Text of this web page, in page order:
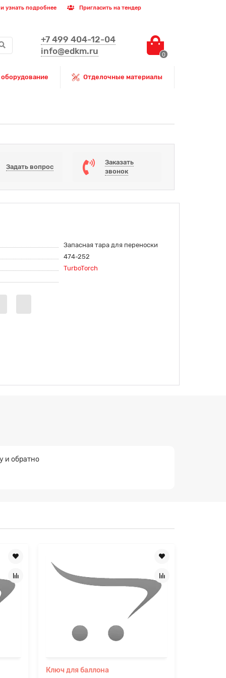
узнать подробнее Пригласить на тендер
+7 499 404-12-04
info@edkm.ru
0
Отделочные материалы
Задать вопрос
Заказать
звонок
Запасная тара для переноски
474-252
TurboTorch
и обратно
Ключ для баллона